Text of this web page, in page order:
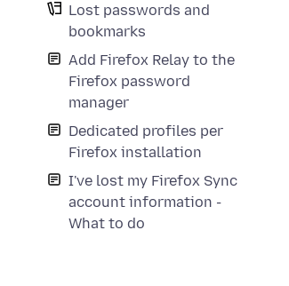
Lost passwords and
bookmarks
Add Firefox Relay to the
Firefox password
manager
Dedicated profiles per
Firefox installation
I've lost my Firefox Sync
account information -
What to do